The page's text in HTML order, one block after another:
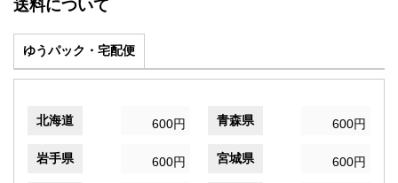
送料について
ゆうパック・宅配便
北海道 600円 青森県 600円
岩手県 600円 宮城県 600円